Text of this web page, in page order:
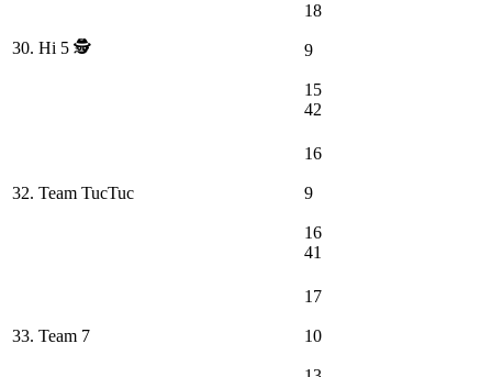
30. Hi 5 🕵️
18
9
15
42
32. Team TucTuc
16
9
16
41
33. Team 7
17
10